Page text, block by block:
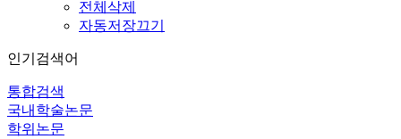
전체삭제
자동저장끄기
인기검색어
통합검색
국내학술논문
학위논문